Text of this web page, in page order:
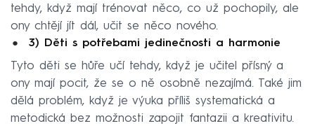
tehdy, když mají trénovat něco, co už pochopily, ale
ony chtějí jít dál, učit se něco nového.
3) Děti s potřebami jedinečnosti a harmonie
Tyto děti se hůře učí tehdy, když je učitel přísný a
ony mají pocit, že se o ně osobně nezajímá. Také jim
dělá problém, když je výuka příliš systematická a
metodická bez možnosti zapojit fantazii a kreativitu.